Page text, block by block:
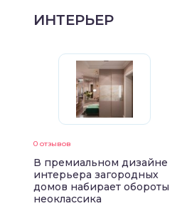
ИНТЕРЬЕР
0 отзывов
В премиальном дизайне
интерьера загородных
домов набирает обороты
неоклассика